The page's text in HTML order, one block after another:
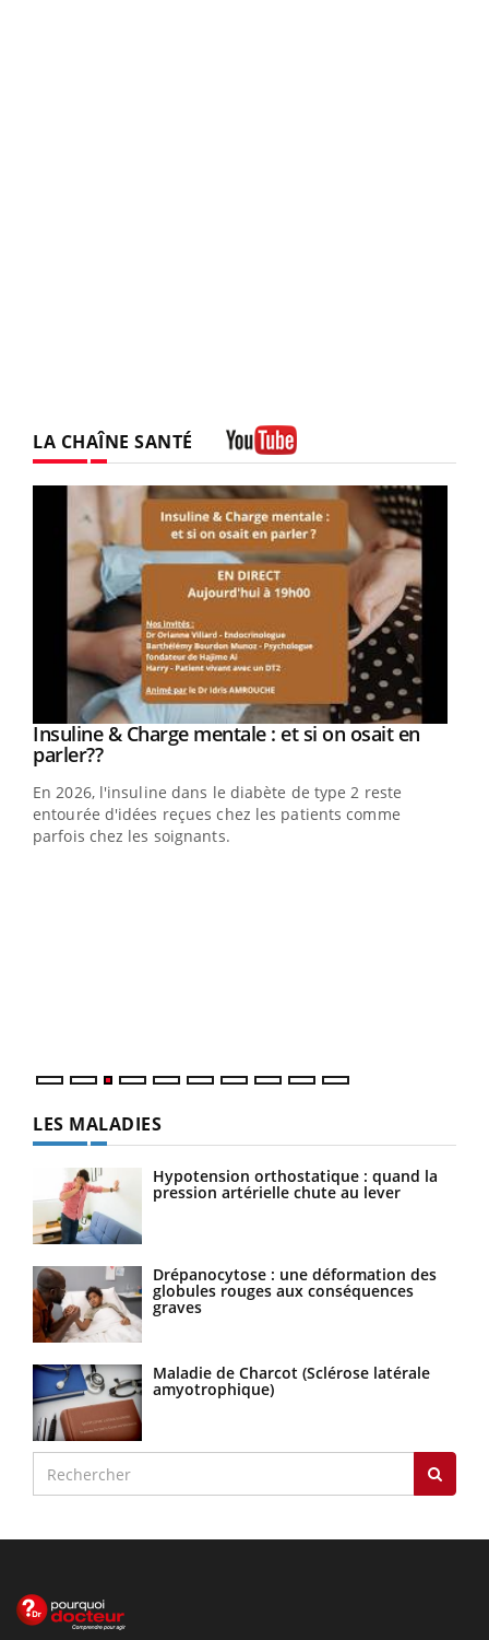
LA CHAÎNE SANTÉ
Youtube
Insuline & Charge mentale : et si on osait en
parler??Youtube
En 2026, l'insuline dans le diabète de type 2 reste
entourée d'idées reçues chez les patients comme
parfois chez les soignants.
LES MALADIES
Hypotension orthostatique : quand la
pression artérielle chute au lever
Drépanocytose : une déformation des
globules rouges aux conséquences
graves
Maladie de Charcot (Sclérose latérale
amyotrophique)